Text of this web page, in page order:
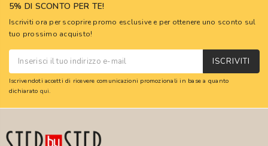
5% DI SCONTO PER TE!
Iscriviti ora per scoprire promo esclusive e per ottenere uno sconto sul
tuo prossimo acquisto!
ISCRIVITI
Iscrivendoti accetti di ricevere comunicazioni promozionali in base a quanto
dichiarato qui.